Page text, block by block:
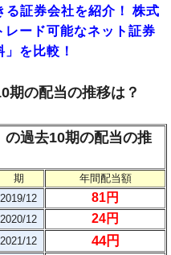
証券会社を紹介！ 株式
ード可能なネット証券
を比較！
期の配当の推移は？
過去10期の配当の推
期
年間配当額
2019/12 81円
2020/12 24円
2021/12 44円